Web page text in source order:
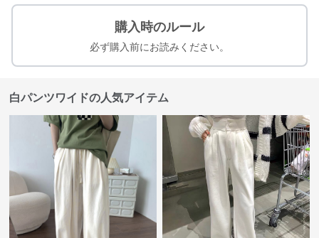
購入時のルール
必ず購入前にお読みください。
白パンツワイドの人気アイテム